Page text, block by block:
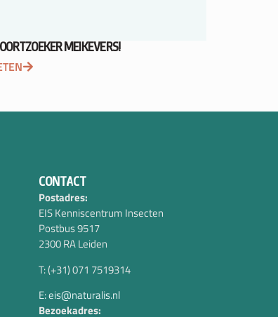
MEIKEVERS!
CONTACT
Postadres:
EIS Kenniscentrum Insecten
Postbus 9517
2300 RA Leiden
T: (+31) 071 7519314
E: eis@naturalis.nl
Bezoekadres: